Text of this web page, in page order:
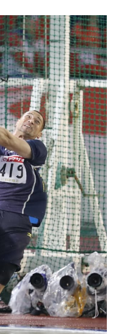
にも100kgに到達してい
バランスの良い体格をし
予想できます。